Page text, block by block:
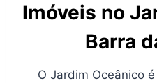
Imóveis no
Barra
O Jardim Oceânico